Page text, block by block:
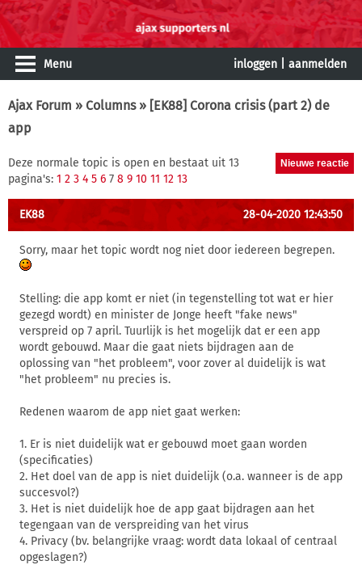
Menu inloggen aanmelden
Ajax Forum » Columns» [EK88] Corona crisis (part 2) de
app
Deze normale topic is open en bestaat uit 13
pagina's: 1 2 3 4 5 6 7 8 9 10 11 12 13
EK88 28-04-2020 12:43:50
Sorry, maar het topic wordt nog niet door iedereen begrepen.
Stelling: die app komt er niet (in tegenstelling tot wat er hier
gezegd wordt) en minister de Jonge heeft "fake news"
verspreid op 7 april. Tuurlijk is het mogelijk dat er een app
wordt gebouwd. Maar die gaat niets bijdragen aan de
oplossing van "het probleem", voor zover al duidelijk is wat
"het probleem" nu precies is.
Redenen waarom de app niet gaat werken:
1. Er is niet duidelijk wat er gebouwd moet gaan worden
(specificaties)
2. Het doel van de app is niet duidelijk (o.a. wanneer is de app
succesvol?)
3. Het is niet duidelijk hoe de app gaat bijdragen aan het
tegengaan van de verspreiding van het virus
4. Privacy (bv. belangrijke vraag: wordt data lokaal of centraal
opgeslagen?)